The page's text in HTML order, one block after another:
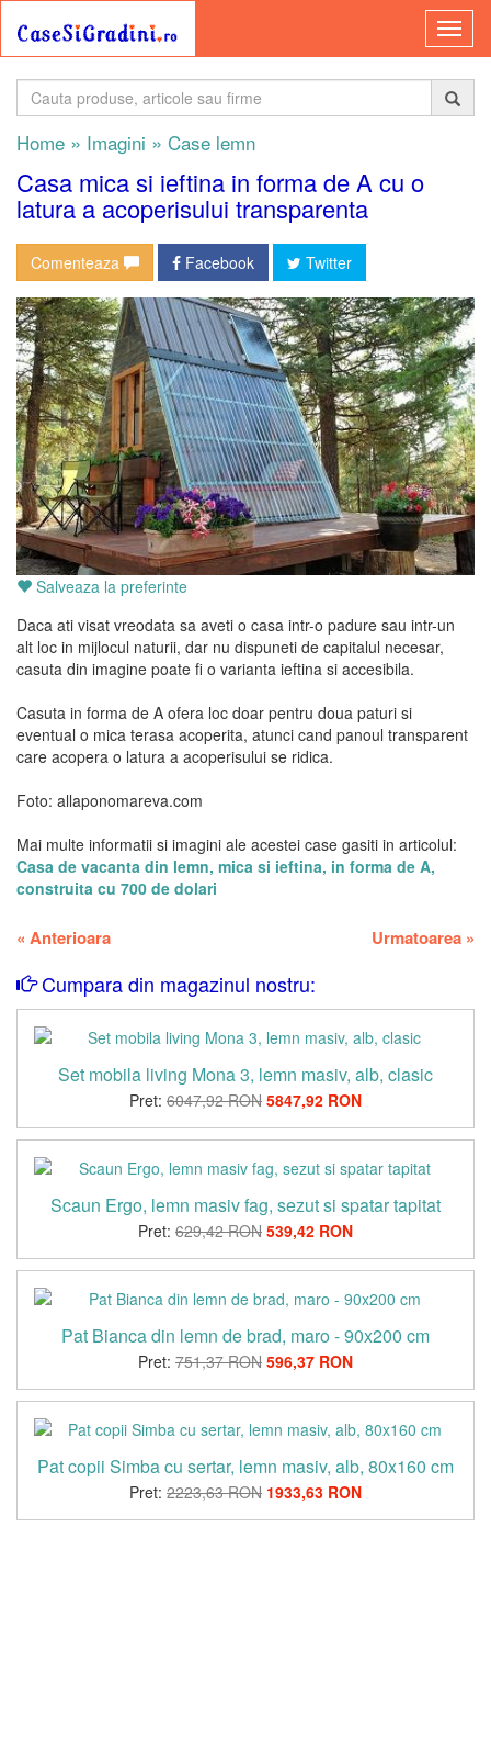
Home » Imagini » Case lemn
Casa mica si ieftina in forma de A cu o
latura a acoperisului transparenta
Comenteaza Facebook Twitter
Salveaza la preferinte
Daca ati visat vreodata sa aveti o casa intr-o padure sau intr-un
alt loc in mijlocul naturii, dar nu dispuneti de capitalul necesar,
casuta din imagine poate fi o varianta ieftina si accesibila.
Casuta in forma de A ofera loc doar pentru doua paturi si
eventual o mica terasa acoperita, atunci cand panoul transparent
care acopera o latura a acoperisului se ridica.
Foto: allaponomareva.com
Mai multe informatii si imagini ale acestei case gasiti in articolul:
Casa de vacanta din lemn, mica si ieftina, in forma de A,
construita cu 700 de dolari
« Anterioara Urmatoarea »
Cumpara din magazinul nostru:
Set mobila living Mona 3, lemn masiv, alb, clasic
Pret: 6047,92 RON 5847,92 RON
Scaun Ergo, lemn masiv fag, sezut si spatar tapitat
Pret: 629,42 RON 539,42 RON
Pat Bianca din lemn de brad, maro - 90x200 cm
Pret: 751,37 RON 596,37 RON
Pat copii Simba cu sertar, lemn masiv, alb, 80x160 cm
Pret: 2223,63 RON 1933,63 RON